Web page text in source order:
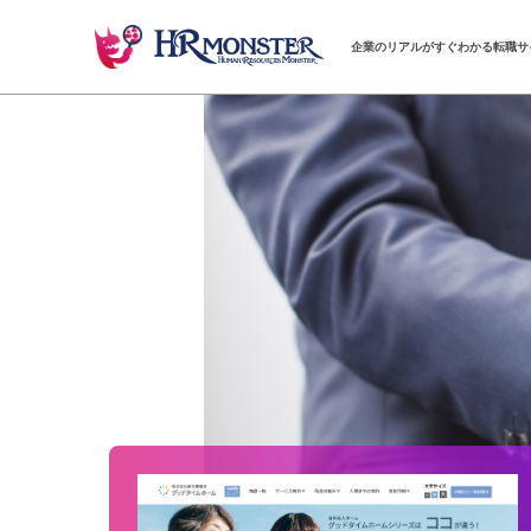
企業のリアルがすぐわかる転職